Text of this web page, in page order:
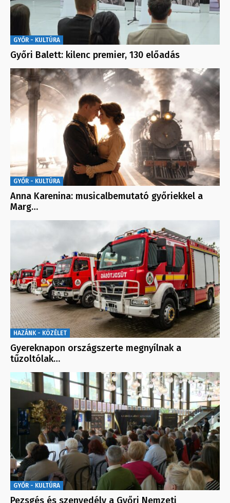
GYŐR - KULTÚRA
Győri Balett: kilenc premier, 130 előadás
GYŐR - KULTÚRA
Anna Karenina: musicalbemutató győriekkel a
Marg…
HAZÁNK - KÖZÉLET
Gyereknapon országszerte megnyílnak a
tűzoltólak…
GYŐR - KULTÚRA
Pezsgés és szenvedély a Győri Nemzeti